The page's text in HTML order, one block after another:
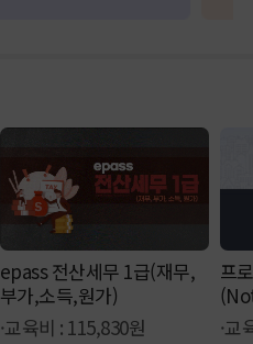
epass 전산세무 1급(재무,
부가,소득,원가)
·교육비 : 115,830원
프
·교